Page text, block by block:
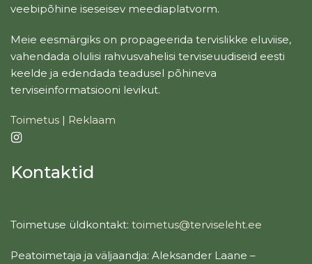
veebipõhine iseseisev meediaplatvorm.
Meie eesmärgiks on propageerida tervislikke eluviise,
vahendada olulisi rahvusvahelisi terviseuudiseid eesti
keelde ja edendada teadusel põhineva
terviseinformatsiooni levikut.
Toimetus | Reklaam
Kontaktid
Toimetuse üldkontakt: toimetus@terviseleht.ee
Peatoimetaja ja väljaandja: Aleksander Laane –